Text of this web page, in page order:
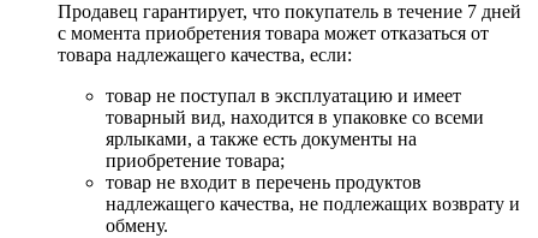
Продавец гарантирует, что покупатель в течение 7 дней
с момента приобретения товара может отказаться от
товара надлежащего качества, если:
товар не поступал в эксплуатацию и имеет
товарный вид, находится в упаковке со всеми
ярлыками, а также есть документы на
приобретение товара;
товар не входит в перечень продуктов
надлежащего качества, не подлежащих возврату и
обмену.